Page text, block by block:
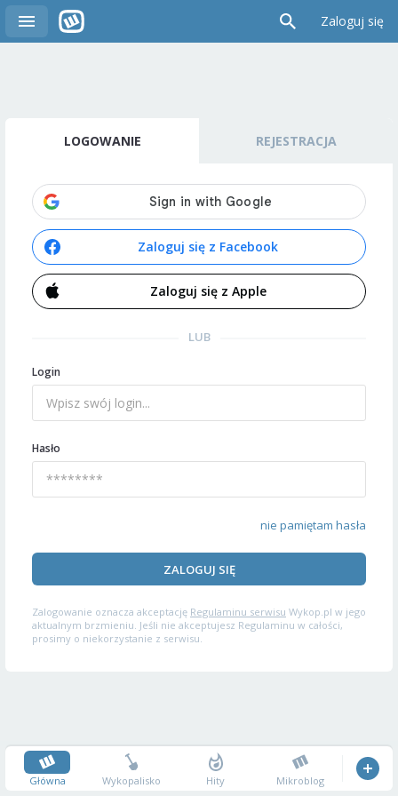
Zaloguj się
LOGOWANIE REJESTRACJA
Zaloguj się z Facebook
Zaloguj się z Apple
LUB
Login
Hasło
nie pamiętam hasła
ZALOGUJ SIĘ
Zalogowanie oznacza akceptację Regulaminu serwisu Wykop.pl w jego
aktualnym brzmieniu. Jeśli nie akceptujesz Regulaminu w całości,
prosimy o niekorzystanie z serwisu.
Główna Wykopalisko Hity Mikroblog